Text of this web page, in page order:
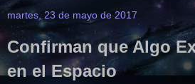
martes, 23 de mayo de 2017
Confirman que Algo
en el Espacio